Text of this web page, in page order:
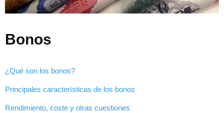
Bonos
¿Qué son los bonos?
Principales características de los bonos
Rendimiento, coste y otras cuestiones